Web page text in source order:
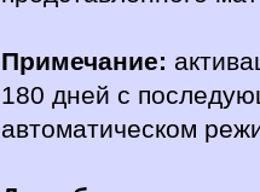
Примечание:
180 дней с
автоматическом